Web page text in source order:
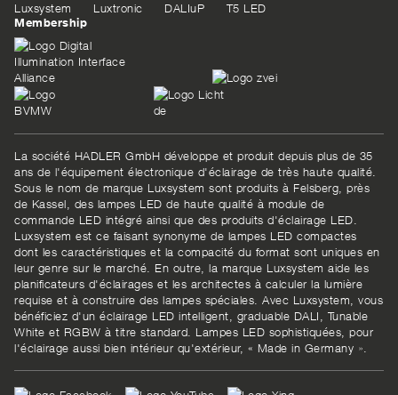
Luxsystem Luxtronic DALIuP
T5 LED
Membership
La société HADLER GmbH développe et produit depuis plus de 35
ans de l'équipement électronique d'éclairage de très haute qualité.
Sous le nom de marque Luxsystem sont produits à Felsberg, près
de Kassel, des lampes LED de haute qualité à module de
commande LED intégré ainsi que des produits d'éclairage LED.
Luxsystem est ce faisant synonyme de lampes LED compactes
dont les caractéristiques et la compacité du format sont uniques en
leur genre sur le marché. En outre, la marque Luxsystem aide les
planificateurs d'éclairages et les architectes à calculer la lumière
requise et à construire des lampes spéciales. Avec Luxsystem, vous
bénéficiez d'un éclairage LED intelligent, graduable DALI, Tunable
White et RGBW à titre standard. Lampes LED sophistiquées, pour
l'éclairage aussi bien intérieur qu'extérieur, « Made in Germany ».